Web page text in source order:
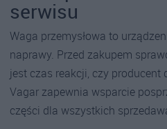
serwisu
Waga przemysłowa to
naprawy. Przed zakupem
jest czas reakcji, czy producent
Vagar zapewnia wsparcie
części dla wszystkich